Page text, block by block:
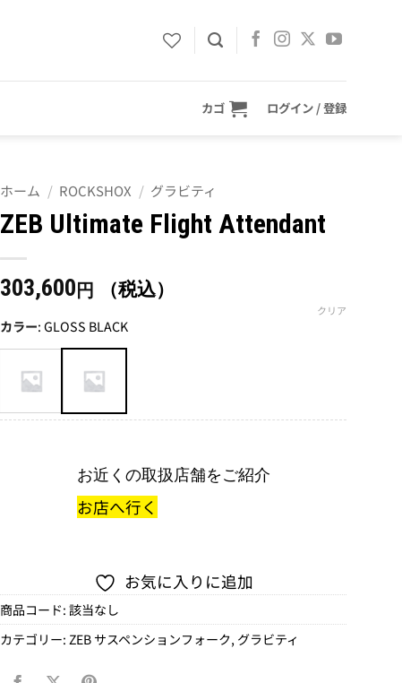
カゴ ログイン / 登録
ホーム / ROCKSHOX / グラビティ
ZEB Ultimate Flight Attendant
303,600 円 （税込）
カラー:GLOSS BLACK
クリア
お近くの取扱店舗をご紹介
お店へ行く
お気に入りに追加
商品コード:該当なし
カテゴリー: ZEB サスペンションフォーク, グラビティ